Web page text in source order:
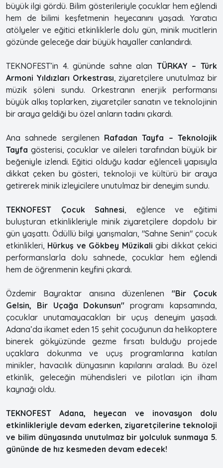
büyük ilgi gördü. Bilim gösterileriyle çocuklar hem eğlendi
hem de bilimi keşfetmenin heyecanını yaşadı. Yaratıcı
atölyeler ve eğitici etkinliklerle dolu gün, minik mucitlerin
gözünde geleceğe dair büyük hayaller canlandırdı.
TEKNOFEST’in 4. gününde sahne alan TÜRKAY – Türk
Armoni Yıldızları Orkestrası, ziyaretçilere unutulmaz bir
müzik şöleni sundu. Orkestranın enerjik performansı
büyük alkış toplarken, ziyaretçiler sanatın ve teknolojinin
bir araya geldiği bu özel anların tadını çıkardı.
Ana sahnede sergilenen Rafadan Tayfa – Teknolojik
Tayfa gösterisi, çocuklar ve aileleri tarafından büyük bir
beğeniyle izlendi. Eğitici olduğu kadar eğlenceli yapısıyla
dikkat çeken bu gösteri, teknoloji ve kültürü bir araya
getirerek minik izleyicilere unutulmaz bir deneyim sundu.
TEKNOFEST Çocuk Sahnesi, eğlence ve eğitimi
buluşturan etkinlikleriyle minik ziyaretçilere dopdolu bir
gün yaşattı. Ödüllü bilgi yarışmaları, "Sahne Senin" çocuk
etkinlikleri, Hürkuş ve Gökbey Müzikali gibi dikkat çekici
performanslarla dolu sahnede, çocuklar hem eğlendi
hem de öğrenmenin keyfini çıkardı.
Özdemir Bayraktar anısına düzenlenen "Bir Çocuk
Gelsin, Bir Uçağa Dokunsun" programı kapsamında,
çocuklar unutamayacakları bir uçuş deneyim yaşadı.
Adana’da ikamet eden 15 şehit çocuğunun da helikoptere
binerek gökyüzünde gezme fırsatı bulduğu projede
uçaklara dokunma ve uçuş programlarına katılan
minikler, havacılık dünyasının kapılarını araladı. Bu özel
etkinlik, geleceğin mühendisleri ve pilotları için ilham
kaynağı oldu.
TEKNOFEST Adana, heyecan ve inovasyon dolu
etkinlikleriyle devam ederken, ziyaretçilerine teknoloji
ve bilim dünyasında unutulmaz bir yolculuk sunmaya 5.
gününde de hız kesmeden devam edecek!